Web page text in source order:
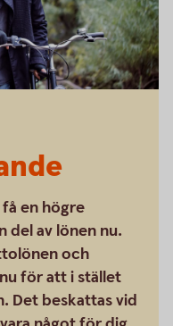
en högre
del av lönen nu.
och
för att i stället
Det beskattas vid